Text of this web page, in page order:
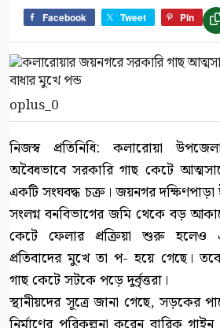
Facebook Tweet Pin
oplus_0
নিজস্ব প্রতিনিধি: কলারোয়া
অবৈধভাবে সরকারি গাছ কেটে
একটি সংঘবদ্ধ চক্র। জয়নগর
সংলগ্ন বনবিভাগের জমি থেকে বড়
কেটে ফেলার প্রক্রিয়া শুরু হলেও
প্রতিবাদের মুখে তা প- হয়ে গেছে।
গাছ কেটে সটকে পড়ে দুর্বৃত্তরা।
স্থানীয়দের সূত্রে জানা গেছে, সড়কের